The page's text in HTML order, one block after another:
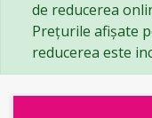
de reducerea
Prețurile afișate
reducerea este